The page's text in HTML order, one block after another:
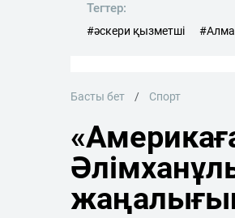
Тегтер:
#әскери қызметші
Басты бет Спорт